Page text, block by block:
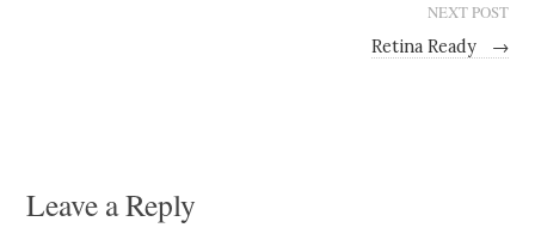
NEXT POST
Retina Ready
→
Leave a Reply